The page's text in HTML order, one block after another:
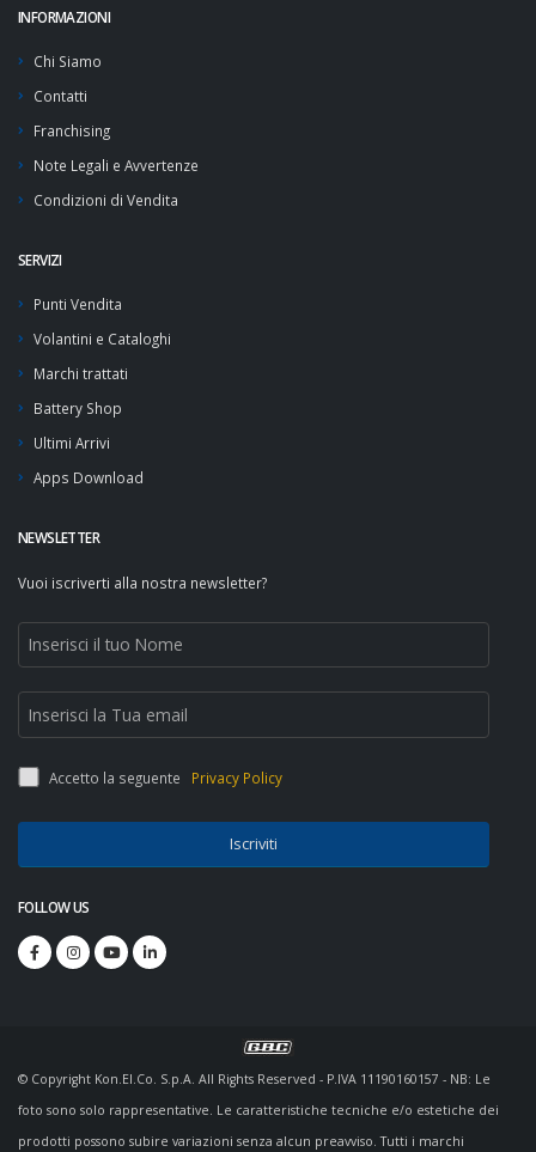
INFORMAZIONI
Chi Siamo
Contatti
Franchising
Note Legali e Avvertenze
Condizioni di Vendita
SERVIZI
Punti Vendita
Volantini e Cataloghi
Marchi trattati
Battery Shop
Ultimi Arrivi
Apps Download
NEWSLETTER
Vuoi iscriverti alla nostra newsletter?
Accetto la seguente Privacy Policy
Iscriviti
FOLLOW US
© Copyright Kon.El.Co. S.p.A. All Rights Reserved - P.IVA 11190160157 - NB: Le
foto sono solo rappresentative. Le caratteristiche tecniche e/o estetiche dei
prodotti possono subire variazioni senza alcun preavviso. Tutti i marchi